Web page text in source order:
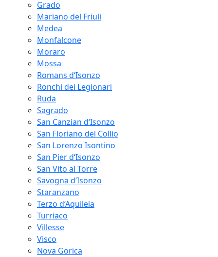
Grado
Mariano del Friuli
Medea
Monfalcone
Moraro
Mossa
Romans d‘Isonzo
Ronchi dei Legionari
Ruda
Sagrado
San Canzian d‘Isonzo
San Floriano del Collio
San Lorenzo Isontino
San Pier d‘Isonzo
San Vito al Torre
Savogna d‘Isonzo
Staranzano
Terzo d‘Aquileia
Turriaco
Villesse
Visco
Nova Gorica